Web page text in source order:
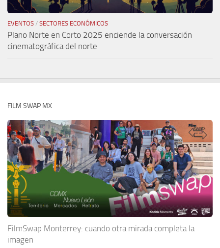
EVENTOS / SECTORES ECONÓMICOS
Plano Norte en Corto 2025 enciende la conversación
cinematográfica del norte
FILM SWAP MX
FilmSwap Monterrey: cuando otra mirada completa la
imagen